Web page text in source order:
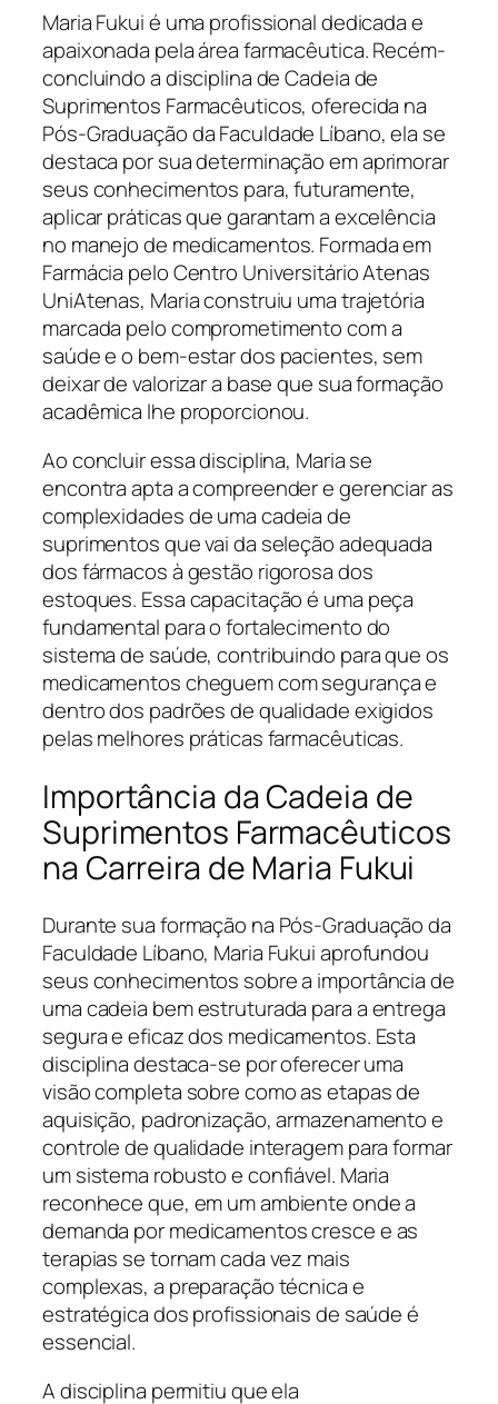
Maria Fukui é uma profissional dedicada e
apaixonada pela área farmacêutica. Recém-
concluindo a disciplina de Cadeia de
Suprimentos Farmacêuticos, oferecida na
Pós-Graduação da Faculdade Líbano, ela se
destaca por sua determinação em aprimorar
seus conhecimentos para, futuramente,
aplicar práticas que garantam a excelência
no manejo de medicamentos. Formada em
Farmácia pelo Centro Universitário Atenas
UniAtenas, Maria construiu uma trajetória
marcada pelo comprometimento com a
saúde e o bem-estar dos pacientes, sem
deixar de valorizar a base que sua formação
acadêmica lhe proporcionou.
Ao concluir essa disciplina, Maria se
encontra apta a compreender e gerenciar as
complexidades de uma cadeia de
suprimentos que vai da seleção adequada
dos fármacos à gestão rigorosa dos
estoques. Essa capacitação é uma peça
fundamental para o fortalecimento do
sistema de saúde, contribuindo para que os
medicamentos cheguem com segurança e
dentro dos padrões de qualidade exigidos
pelas melhores práticas farmacêuticas.
Importância da Cadeia de
Suprimentos Farmacêuticos
na Carreira de Maria Fukui
Durante sua formação na Pós-Graduação da
Faculdade Líbano, Maria Fukui aprofundou
seus conhecimentos sobre a importância de
uma cadeia bem estruturada para a entrega
segura e eficaz dos medicamentos. Esta
disciplina destaca-se por oferecer uma
visão completa sobre como as etapas de
aquisição, padronização, armazenamento e
controle de qualidade interagem para formar
um sistema robusto e confiável. Maria
reconhece que, em um ambiente onde a
demanda por medicamentos cresce e as
terapias se tornam cada vez mais
complexas, a preparação técnica e
estratégica dos profissionais de saúde é
essencial.
A disciplina permitiu que ela